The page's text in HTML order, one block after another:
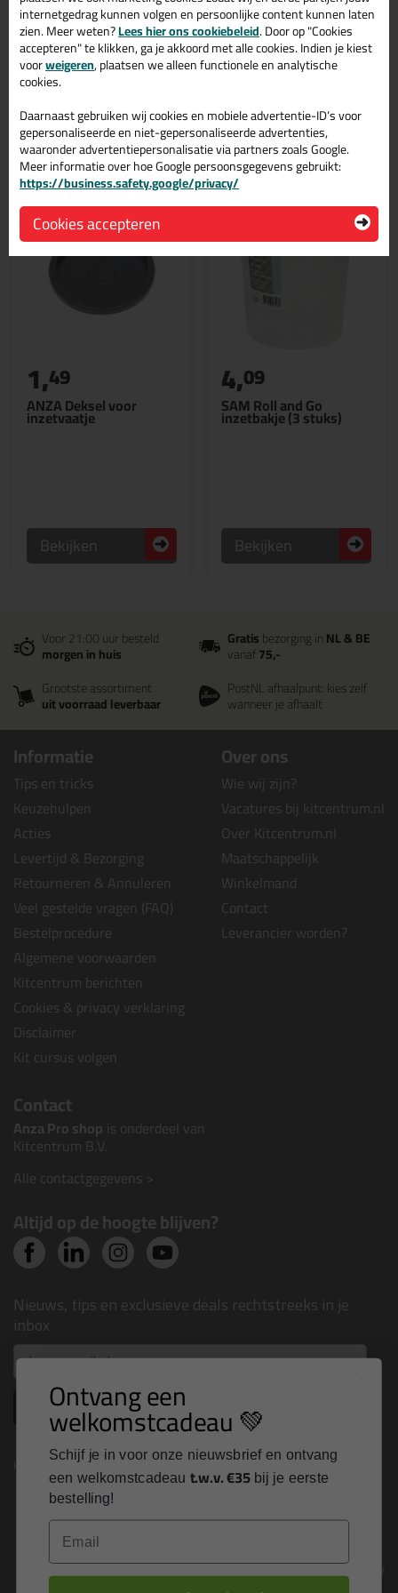
Ook een review schrijven?
Schrijf hier je review over ANZA Strijkvaatje / Verzetblik 2,5L >
Gerelateerde producten
ANZA Deksel voor
inzetvaatje
1,49
Bekijken
SAM Roll and Go
inzetbakje (3 stuks)
4,09
Bekijken
Voor 21:00 uur besteld
morgen in huis
Gratisbezorging inNL & BE
vanaf75,-
Grootste assortiment
uit voorraad leverbaar
PostNL afhaalpunt: kies zelf
wanneer je afhaalt
Informatie
Tips en tricks
Keuzehulpen
Acties
Levertijd & Bezorging
Retourneren & Annuleren
Veel gestelde vragen (FAQ)
Bestelprocedure
Algemene voorwaarden
Kitcentrum berichten
Cookies & privacy verklaring
Disclaimer
Kit cursus volgen
Over ons
Wie wij zijn?
Vacatures bij kitcentrum.nl
Over Kitcentrum.nl
Maatschappelijk
Winkelmand
Contact
Leverancier worden?
Contact
Anza Pro shop is onderdeel van
Kitcentrum B.V.
Alle contactgegevens >
Altijd op de hoogte blijven?
Nieuws, tips en exclusieve deals rechtstreeks in je
inbox
Email
Inschrijven
Kitcentrum is trots op:
Alle prijzen zijn in EURO en excl. 21% BTW
internetgedrag kunnen volgen en persoonlijke content kunnen laten
zien. Meer weten?Lees hier ons cookiebeleid. Door op "Cookies
accepteren" te klikken, ga je akkoord met alle cookies. Indien je kiest
voorweigeren, plaatsen we alleen functionele en analytische
cookies.
Daarnaast gebruiken wij cookies en mobiele advertentie-ID’s voor
gepersonaliseerde en niet-gepersonaliseerde advertenties,
waaronder advertentiepersonalisatie via partners zoals Google.
Meer informatie over hoe Google persoonsgegevens gebruikt:
https://business.safety.google/privacy/
Cookies accepteren
Ontvang een
welkomstcadeau 💚
Schijf je in voor onze nieuwsbrief en ontvang
een welkomstcadeau t.w.v. €35 bij je eerste
bestelling!
Email